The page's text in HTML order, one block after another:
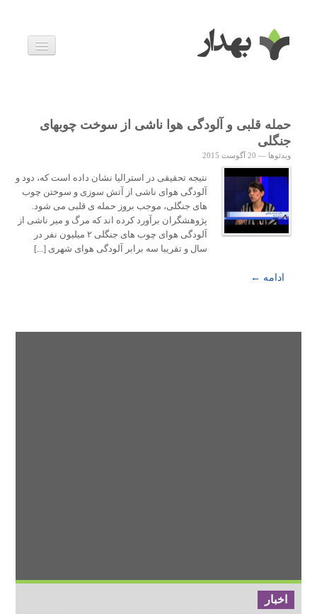
زندگی سالم
خانواده و بارداری
حمله قلبی و آلودگی هوا ناشی از سوخت چوبهای
جنگلی
ویدئوها — 20 آگوست 2015
نتیجه تحقیقی در استرالیا نشان داده است که، دود و
آلودگی هوای ناشی از آتش سوزی و سوختن چوب
های جنگلی، موجب بروز حمله ی قلبی می شود.
پژوهشگران برآورد کرده اند که مرگ و میر ناشی از
آلودگی هوای چوب های جنگلی ۲ میلیون نفر در
سال و تقریبا سه برابر آلودگی هوای شهری [...]
ادامه ←
اخبار